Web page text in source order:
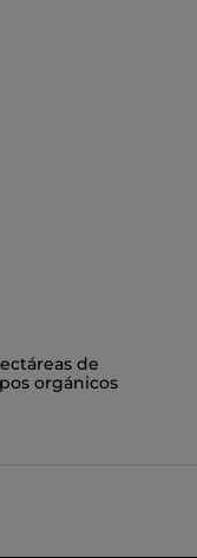
de
orgánicos